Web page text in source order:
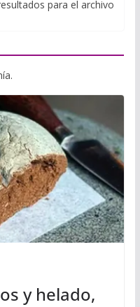
para el archivo
y helado,
m
a
t
r